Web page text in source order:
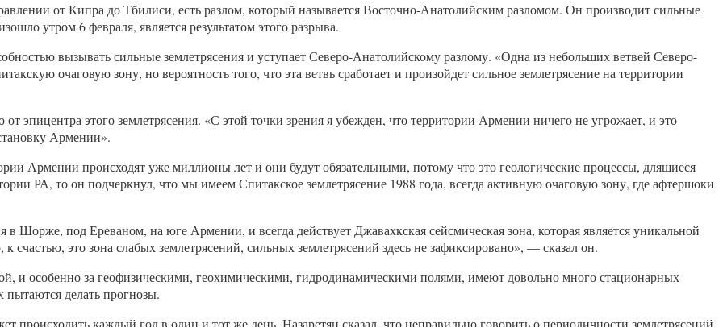
от Кипра до Тбилиси, есть разлом, который называется Восточно-Анатолийским разломом. Он производит сильные
утром 6 февраля, является результатом этого разрыва.
вызывать сильные землетрясения и уступает Северо-Анатолийскому разлому. «Одна из небольших ветвей Северо-
очаговую зону, но вероятность того, что эта ветвь сработает и произойдет сильное землетрясение на территории
эпицентра этого землетрясения. «С этой точки зрения я убежден, что территории Армении ничего не угрожает, и это
Армении».
Армении происходят уже миллионы лет и они будут обязательными, потому что это геологические процессы, длящиеся
РА, то он подчеркнул, что мы имеем Спитакское землетрясение 1988 года, всегда активную очаговую зону, где афтершоки
в Шорже, под Ереваном, на юге Армении, и всегда действует Джавахкская сейсмическая зона, которая является уникальной
счастью, это зона слабых землетрясений, сильных землетрясений здесь не зафиксировано», — сказал он.
и особенно за геофизическими, геохимическими, гидродинамическими полями, имеют довольно много стационарных
делать прогнозы.
происходить каждый год в один и тот же день, Назаретян сказал, что неправильно говорить о периодичности землетрясений.